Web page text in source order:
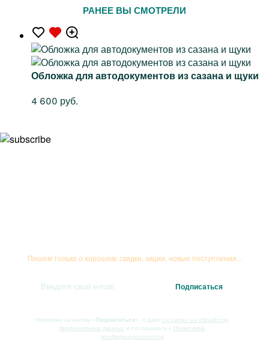
РАНЕЕ ВЫ СМОТРЕЛИ
Обложка для автодокументов из сазана и щуки
4 600 руб.
Пишем только о хорошем: скидки, акции, новые поступления...
Нажимая на кнопку «Подписаться» , я даю согласие на обработку
персональных данных и соглашаюсь с Политикой
конфиденциальности